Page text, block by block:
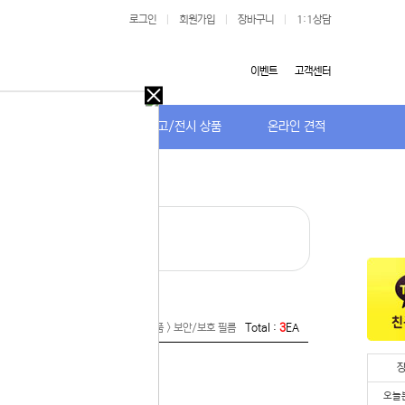
로그인 회원가입 장바구니 1:1상담
고객센터
이벤트
특가/중고/전시 상품 온라인 견적
오늘
주변기기 > 액세서리/기타용품 > 보안/보호 필름 Total : 3EA
습니다.
있습니
용해 주
오늘
보지
않기